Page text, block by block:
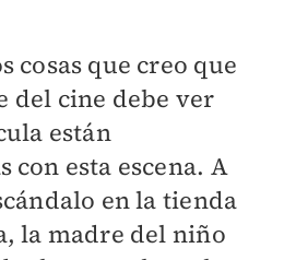
cosas que creo que
del cine debe ver
están
con esta escena. A
en la tienda
la madre del niño